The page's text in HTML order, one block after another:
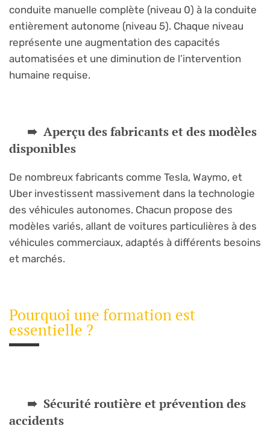
conduite manuelle complète (niveau 0) à la conduite
entièrement autonome (niveau 5). Chaque niveau
représente une augmentation des capacités
automatisées et une diminution de l’intervention
humaine requise.
Aperçu des fabricants et des modèles
disponibles
De nombreux fabricants comme Tesla, Waymo, et
Uber investissent massivement dans la technologie
des véhicules autonomes. Chacun propose des
modèles variés, allant de voitures particulières à des
véhicules commerciaux, adaptés à différents besoins
et marchés.
Pourquoi une formation est
essentielle ?
Sécurité routière et prévention des
accidents